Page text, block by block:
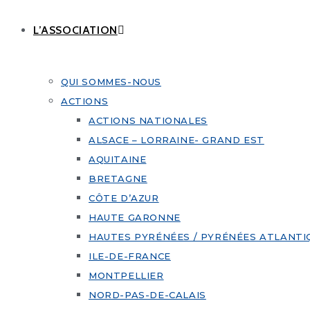
L’ASSOCIATION
QUI SOMMES-NOUS
ACTIONS
ACTIONS NATIONALES
ALSACE – LORRAINE- GRAND EST
AQUITAINE
BRETAGNE
CÔTE D’AZUR
HAUTE GARONNE
HAUTES PYRÉNÉES / PYRÉNÉES
ILE-DE-FRANCE
MONTPELLIER
NORD-PAS-DE-CALAIS